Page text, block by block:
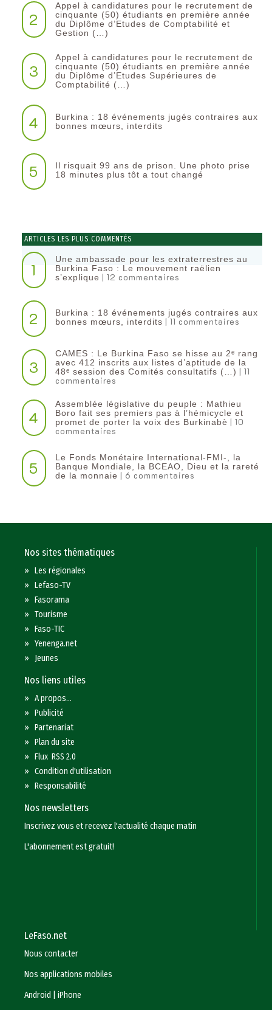
2
Appel à candidatures pour le recrutement de
cinquante (50) étudiants en première année
du Diplôme d’Etudes de Comptabilité et
Gestion (…)
3
Appel à candidatures pour le recrutement de
cinquante (50) étudiants en première année
du Diplôme d’Etudes Supérieures de
Comptabilité (…)
4
Burkina : 18 événements jugés contraires aux
bonnes mœurs, interdits
5
Il risquait 99 ans de prison. Une photo prise
18 minutes plus tôt a tout changé
ARTICLES LES PLUS COMMENTÉS
1
Une ambassade pour les extraterrestres au
Burkina Faso : Le mouvement raëlien
s’explique | 12 commentaires
2
Burkina : 18 événements jugés contraires aux
bonnes mœurs, interdits | 11 commentaires
3
CAMES : Le Burkina Faso se hisse au 2ᵉ rang
avec 412 inscrits aux listes d’aptitude de la
48ᵉ session des Comités consultatifs (…) | 11
commentaires
4
Assemblée législative du peuple : Mathieu
Boro fait ses premiers pas à l’hémicycle et
promet de porter la voix des Burkinabè | 10
commentaires
5
Le Fonds Monétaire International-FMI-, la
Banque Mondiale, la BCEAO, Dieu et la rareté
de la monnaie | 6 commentaires
Nos sites thématiques
»Les régionales
»Lefaso-TV
»Fasorama
»Tourisme
»Faso-TIC
»Yenenga.net
» Jeunes
Nos liens utiles
»A propos...
»Publicité
»Partenariat
»Plan du site
»Flux RSS 2.0
»Condition d'utilisation
»Responsabilité
Nos newsletters
Inscrivez vous et recevez l'actualité chaque matin
L'abonnement est gratuit!
LeFaso.net
Nous contacter
Nos applications mobiles
Android
|iPhone